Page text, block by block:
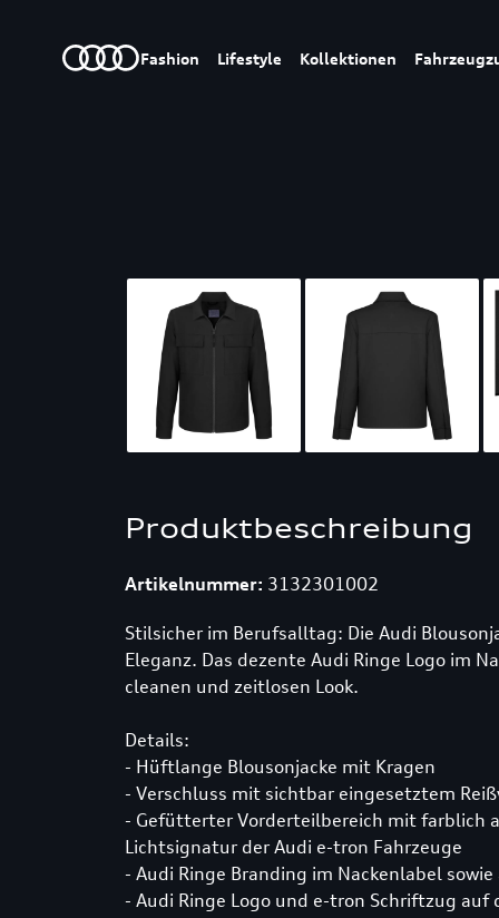
Fashion Lifestyle Kollektionen
Produktbeschreibung
Artikelnummer: 3132301002
Stilsicher im Berufsalltag: Die Audi
Eleganz. Das dezente Audi Ringe Logo im
cleanen und zeitlosen Look.
Details:
- Hüftlange Blousonjacke mit Kragen
- Verschluss mit sichtbar eingesetztem
- Gefütterter Vorderteilbereich mit farblich
Lichtsignatur der Audi e-tron Fahrzeuge
- Audi Ringe Branding im Nackenlabel
- Audi Ringe Logo und e-tron Schriftzug auf